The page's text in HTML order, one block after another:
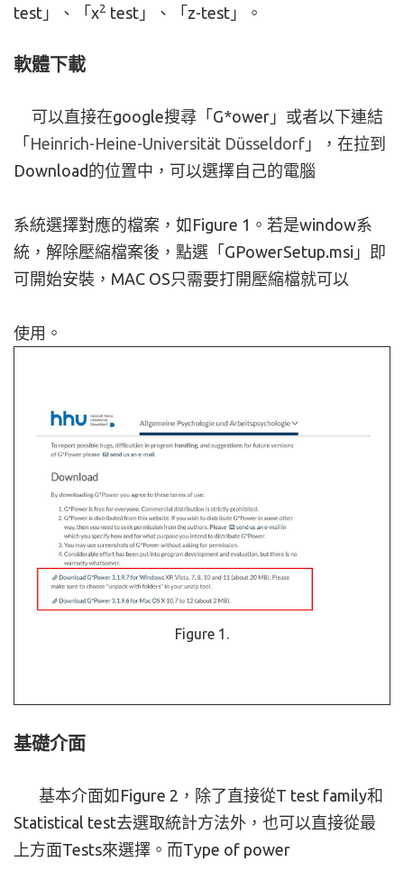
test」、「x2 test」、「z-test」。
軟體下載
可以直接在google搜尋「G*ower」或者以下連結
「 Heinrich-Heine-Universität Düsseldorf 」，在拉到
Download的位置中，可以選擇自己的電腦
系統選擇對應的檔案，如Figure 1。若是window系
統，解除壓縮檔案後，點選「GPowerSetup.msi」即
可開始安裝，MAC OS只需要打開壓縮檔就可以
使用。
Figure 1.
基礎介面
基本介面如Figure 2，除了直接從T test family和
Statistical test去選取統計方法外，也可以直接從最
上方面Tests來選擇。而Type of power